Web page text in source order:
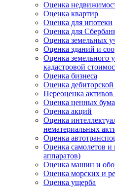
Оценка
Оценка квартир
Оценка для ипотеки
Оценка для
Оценка земельных
Оценка зданий и
Оценка земельного
кадастровой
Оценка бизнеса
Оценка
Переоценка
Оценка ценных
Оценка акций
Оценка
нематериальных
Оценка
Оценка самолетов и
аппаратов)
Оценка машин и
Оценка морских и
Оценка ущерба